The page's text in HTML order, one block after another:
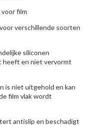
voor film
verschillende soorten
siliconen
heeft en niet vervormt
is niet uitgehold en kan
film vlak wordt
antislip en beschadigt